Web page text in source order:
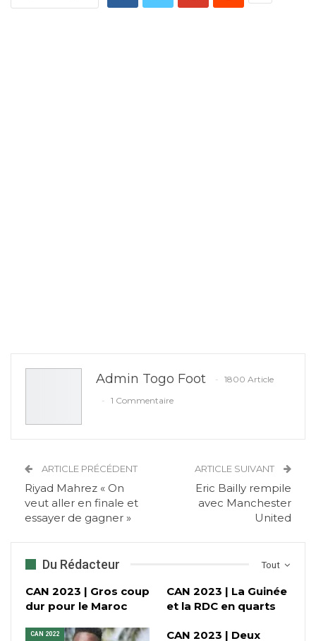
Admin Togo Foot
1800 Article
1 Commentaire
ARTICLE PRÉCÉDENT
Riyad Mahrez « On
veut aller en finale et
essayer de gagner »
ARTICLE SUIVANT
Eric Bailly rempile
avec Manchester
United
Tout
Du Rédacteur
CAN 2023 | Gros coup
dur pour le Maroc
CAN 2023 | La Guinée
et la RDC en quarts
CAN 2022 CAN 2023 | Deux